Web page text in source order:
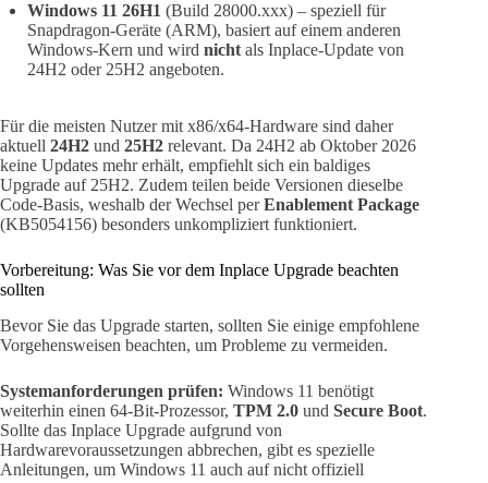
Windows 11 26H1 (Build 28000.xxx) – speziell für
Snapdragon-Geräte (ARM), basiert auf einem anderen
Windows-Kern und wird nicht als Inplace-Update von
24H2 oder 25H2 angeboten.
Für die meisten Nutzer mit x86/x64-Hardware sind daher
aktuell 24H2 und 25H2 relevant. Da 24H2 ab Oktober 2026
keine Updates mehr erhält, empfiehlt sich ein baldiges
Upgrade auf 25H2. Zudem teilen beide Versionen dieselbe
Code-Basis, weshalb der Wechsel perEnablement Package
(KB5054156) besonders unkompliziert funktioniert.
Vorbereitung: Was Sie vor dem Inplace Upgrade beachten
sollten
Bevor Sie das Upgrade starten, sollten Sie einige empfohlene
Vorgehensweisen beachten, um Probleme zu vermeiden.
Systemanforderungen prüfen: Windows 11 benötigt
weiterhin einen 64-Bit-Prozessor, TPM 2.0 und Secure Boot.
Sollte das Inplace Upgrade aufgrund von
Hardwarevoraussetzungen abbrechen, gibt es spezielle
Anleitungen, um Windows 11 auch auf nicht offiziell